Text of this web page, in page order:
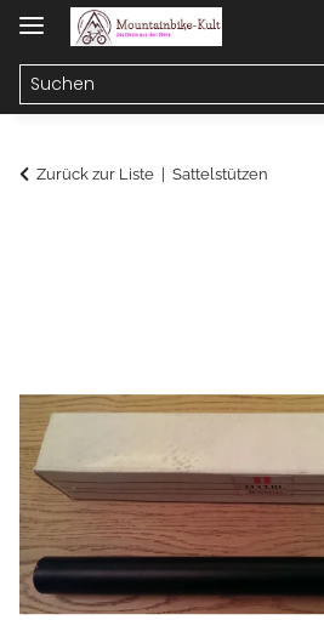
Zurück zur Liste Sattelstützen